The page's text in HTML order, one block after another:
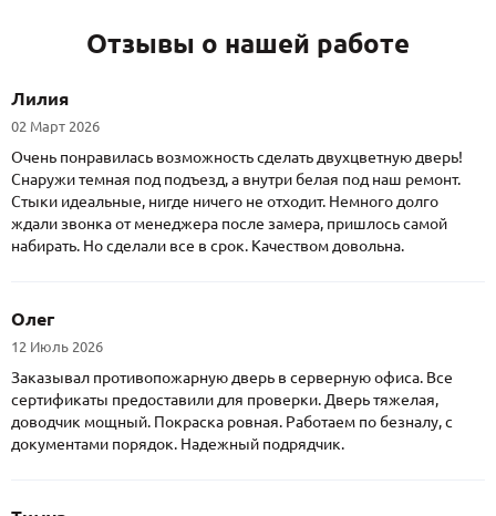
Отзывы о нашей работе
Лилия
02 Март 2026
Очень понравилась возможность сделать двухцветную дверь!
Снаружи темная под подъезд, а внутри белая под наш ремонт.
Стыки идеальные, нигде ничего не отходит. Немного долго
ждали звонка от менеджера после замера, пришлось самой
набирать. Но сделали все в срок. Качеством довольна.
Олег
12 Июль 2026
Заказывал противопожарную дверь в серверную офиса. Все
сертификаты предоставили для проверки. Дверь тяжелая,
доводчик мощный. Покраска ровная. Работаем по безналу, с
документами порядок. Надежный подрядчик.